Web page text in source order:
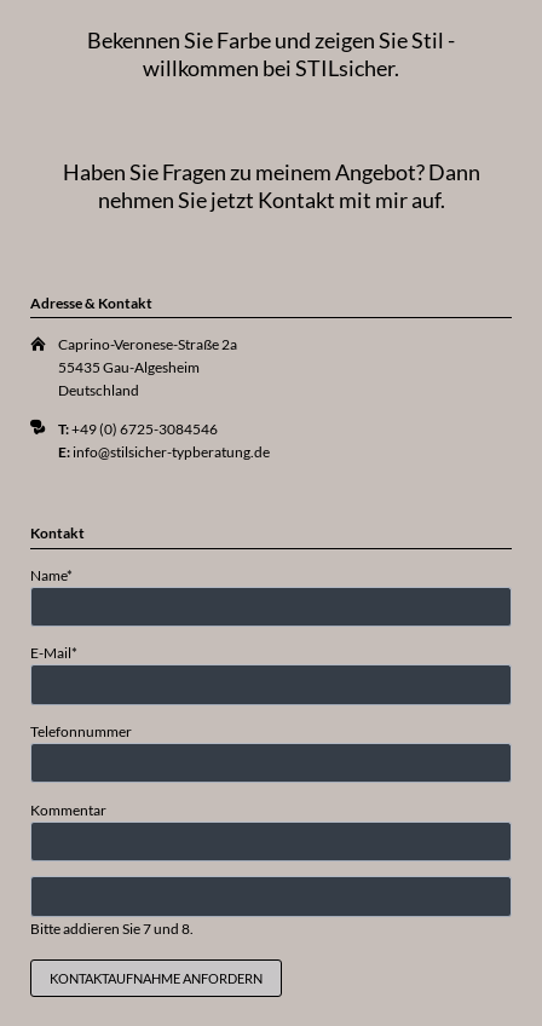
Bekennen Sie Farbe und zeigen Sie Stil -
willkommen bei STILsicher.
Haben Sie Fragen zu meinem Angebot? Dann
nehmen Sie jetzt Kontakt mit mir auf.
Adresse & Kontakt
Caprino-Veronese-Straße 2a
55435 Gau-Algesheim
Deutschland
T:+49 (0) 6725-3084546
E: info@stilsicher-typberatung.de
Kontakt
Pflichtfeld
Name*
Pflichtfeld
E-Mail*
Telefonnummer
Kommentar
Bitte addieren Sie 7 und 8.
KONTAKTAUFNAHME ANFORDERN